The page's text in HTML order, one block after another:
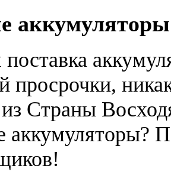
просрочки,
Страны
аккумуляторы?